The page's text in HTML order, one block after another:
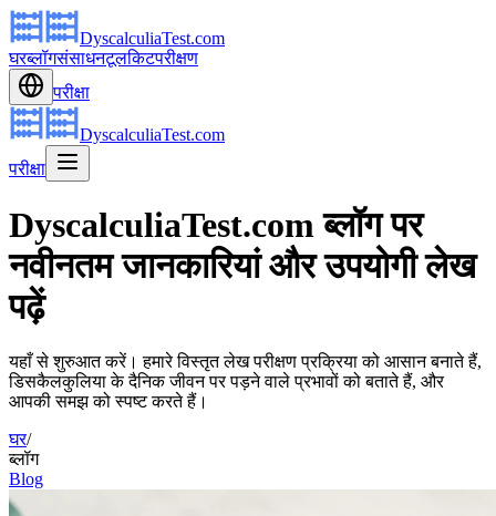
DyscalculiaTest.com
घरब्लॉगसंसाधनटूलकिटपरीक्षण
परीक्षा
DyscalculiaTest.com
परीक्षा
DyscalculiaTest.com ब्लॉग पर
नवीनतम जानकारियां और उपयोगी लेख
पढ़ें
यहाँ से शुरुआत करें। हमारे विस्तृत लेख परीक्षण प्रक्रिया को आसान बनाते हैं,
डिसकैलकुलिया के दैनिक जीवन पर पड़ने वाले प्रभावों को बताते हैं, और
आपकी समझ को स्पष्ट करते हैं।
घर/
ब्लॉग
Blog